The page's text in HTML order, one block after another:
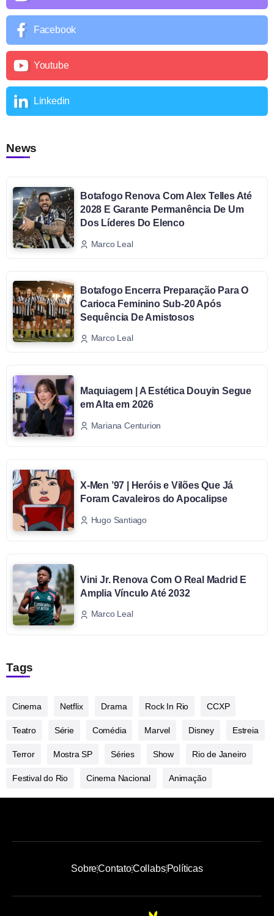
Facebook
Youtube
Linkedin
News
Botafogo Renova Com Alex Telles Até
2028 E Garante Permanência De Um
Dos Líderes Do Elenco
Marco Leal
Botafogo Encerra Preparação Para O
Carioca Feminino Sub-20 Após
Sequência De Amistosos
Marco Leal
Maquiagem | A Estética Douyin Segue
em Alta em 2026
Mariana Centurion
X-Men ’97 | Heróis e Vilões Que Já
Foram Cavaleiros do Apocalipse
Hugo Santiago
Vini Jr. Renova Com O Real Madrid E
Amplia Vínculo Até 2032
Marco Leal
Tags
Cinema Netflix Drama Rock In Rio CCXP
Teatro Série Comédia Marvel Disney Estreia
Terror Mostra SP Séries Show Rio de Janeiro
Festival do Rio Cinema Nacional Animação
SobreContatoCollabsPolíticas